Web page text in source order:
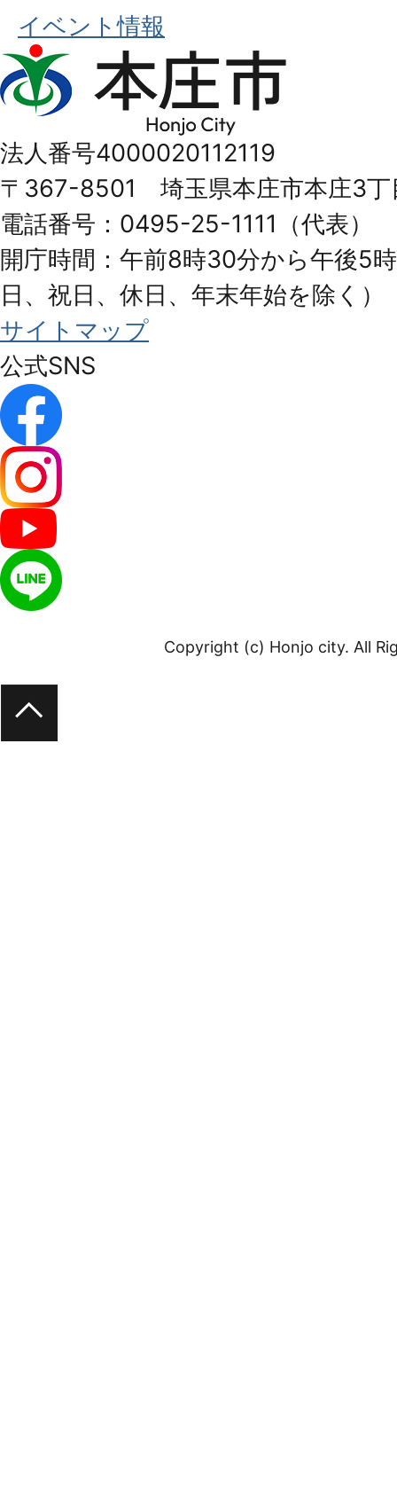
イベント情報
本
庄
Honjo
City
法人番号4000020112119
〒367-8501 埼玉県本庄市本庄3丁
電話番号：0495-25-1111（代表）
開庁時間：午前8時30分から午後5
日、祝日、休日、年末年始を除く）
サイトマップ
公式SNS
Copyright (c) Honjo city. All